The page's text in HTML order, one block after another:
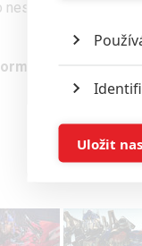
může
Uložit